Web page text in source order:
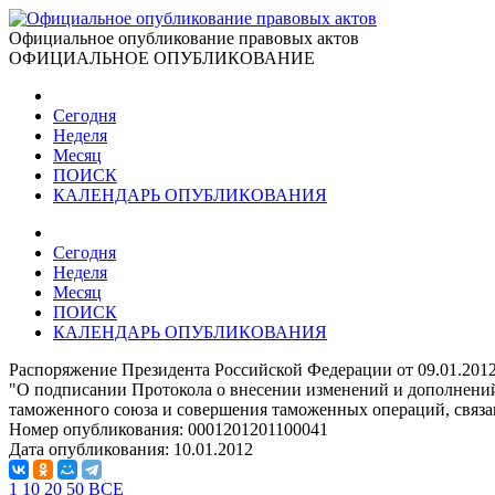
Официальное опубликование правовых актов
ОФИЦИАЛЬНОЕ ОПУБЛИКОВАНИЕ
Сегодня
Неделя
Месяц
ПОИСК
КАЛЕНДАРЬ ОПУБЛИКОВАНИЯ
Сегодня
Неделя
Месяц
ПОИСК
КАЛЕНДАРЬ ОПУБЛИКОВАНИЯ
Распоряжение Президента Российской Федерации от
"О подписании Протокола о внесении изменений и
таможенного союза и совершения таможенных операций,
Номер опубликования: 0001201201100041
Дата опубликования: 10.01.2012
1 10 20 50 ВСЕ